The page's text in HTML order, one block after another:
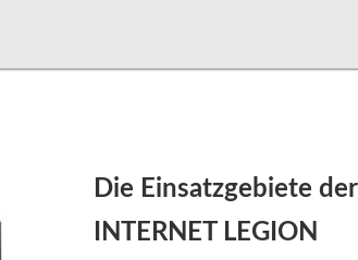
Die Einsatzgebiete der
INTERNET LEGION